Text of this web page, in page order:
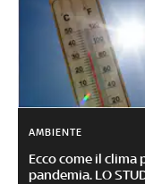
AMBIENTE
Ecco come il clima
pandemia. LO